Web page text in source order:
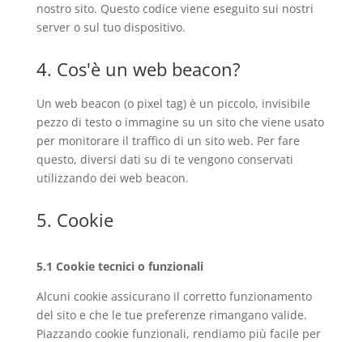
nostro sito. Questo codice viene eseguito sui nostri
server o sul tuo dispositivo.
4. Cos'è un web beacon?
Un web beacon (o pixel tag) è un piccolo, invisibile
pezzo di testo o immagine su un sito che viene usato
per monitorare il traffico di un sito web. Per fare
questo, diversi dati su di te vengono conservati
utilizzando dei web beacon.
5. Cookie
5.1 Cookie tecnici o funzionali
Alcuni cookie assicurano il corretto funzionamento
del sito e che le tue preferenze rimangano valide.
Piazzando cookie funzionali, rendiamo più facile per